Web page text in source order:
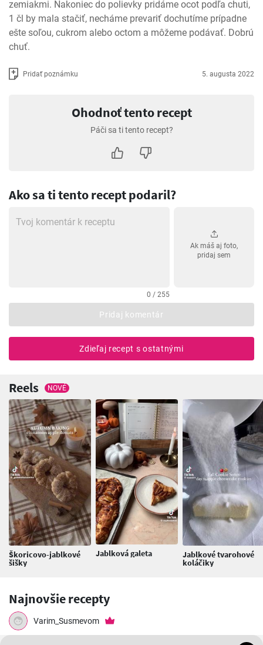
zemiakmi. Nakoniec do polievky pridáme ocot podľa chuti,
1 čl by mala stačiť, necháme prevariť dochutíme prípadne
ešte soľou, cukrom alebo octom a môžeme podávať. Dobrú
chuť.
Pridať poznámku 5. augusta 2022
Ohodnoť tento recept
Páči sa ti tento recept?
Ako sa ti tento recept podaril?
0 / 255
Ak máš aj foto,
pridaj sem
Pridaj komentár
Zdieľaj recept s ostatnými
Reels NOVÉ
Škoricovo-jablkové
šišky
Jablková galeta Jablkové tvarohové
koláčiky
Najnovšie recepty
Varim_Susmevom